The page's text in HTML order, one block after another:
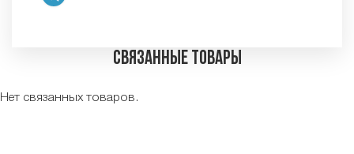
Связанные товары
Нет связанных товаров.